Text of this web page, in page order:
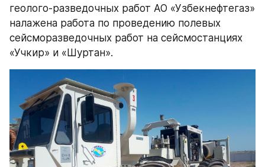
геолого-разведочных работ АО «Узбекнефтегаз»
налажена работа по проведению полевых
сейсморазведочных работ на сейсмостанциях
«Учкир» и «Шуртан».